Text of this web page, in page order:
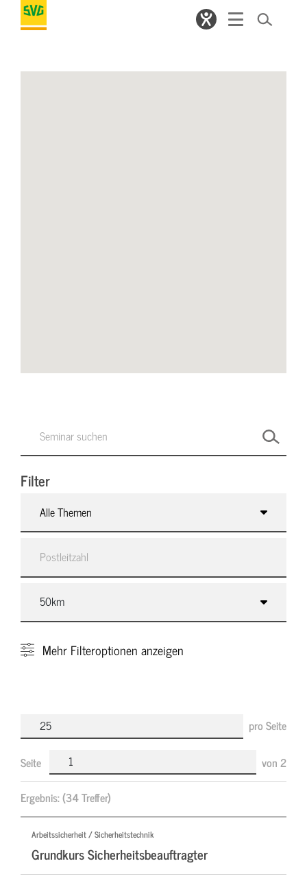
Filter
Alle Themen
Mehr Filteroptionen anzeigen
pro Seite
Seite von2
Ergebnis:(34 Treffer)
Arbeitssicherheit / Sicherheitstechnik
Grundkurs Sicherheitsbeauftragter